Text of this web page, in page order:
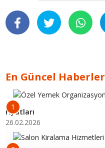
En Güncel Haberler
1
Fiyatları
26.02.2026